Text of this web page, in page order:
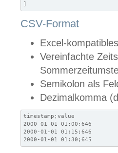
]
CSV-Format
Excel-
Vereinfachte
Semikolon als
Dezimalkomma
timestamp;value
2000-01-01 01:00;646
2000-01-01 01:15;646
2000-01-01 01:30;645